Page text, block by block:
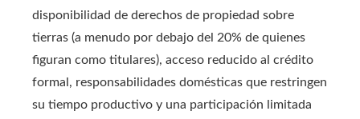
disponibilidad de derechos de propiedad sobre
tierras (a menudo por debajo del 20% de quienes
figuran como titulares), acceso reducido al crédito
formal, responsabilidades domésticas que restringen
su tiempo productivo y una participación limitada